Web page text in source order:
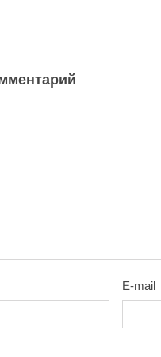
E-mail